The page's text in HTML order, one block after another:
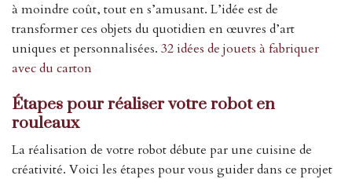
à moindre coût, tout en s’amusant. L’idée est de
transformer ces objets du quotidien en œuvres d’art
uniques et personnalisées. 32 idées de jouets à fabriquer
avec du carton
Étapes pour réaliser votre robot en
rouleaux
La réalisation de votre robot débute par une cuisine de
créativité. Voici les étapes pour vous guider dans ce projet